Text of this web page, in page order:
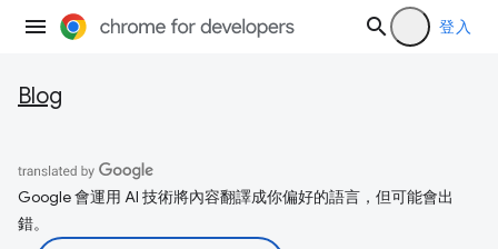
登入
Blog
Google 會運用 AI 技術將內容翻譯成你偏好的語言，但可能會出
錯。